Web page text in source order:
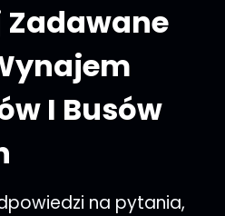
Zadawane
I Busów
na pytania,